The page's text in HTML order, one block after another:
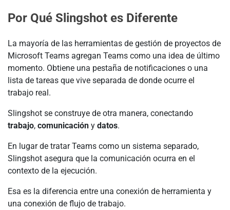
Por Qué Slingshot es Diferente
La mayoría de las herramientas de gestión de proyectos de
Microsoft Teams agregan Teams como una idea de último
momento. Obtiene una pestaña de notificaciones o una
lista de tareas que vive separada de donde ocurre el
trabajo real.
Slingshot se construye de otra manera, conectando
trabajo, comunicación y datos.
En lugar de tratar Teams como un sistema separado,
Slingshot asegura que la comunicación ocurra en el
contexto de la ejecución.
Esa es la diferencia entre una conexión de herramienta y
una conexión de flujo de trabajo.